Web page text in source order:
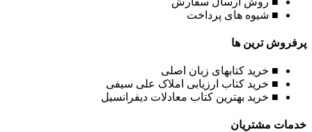
■ شیوه های پرداخت
پرفروش ترین ها
■ خرید کتابهای زبان اصلی
■ خرید کتاب ارزیابی املاک علی سیفی
■ خرید بهترین کتاب معادلات دیفرانسیل
خدمات مشتریان